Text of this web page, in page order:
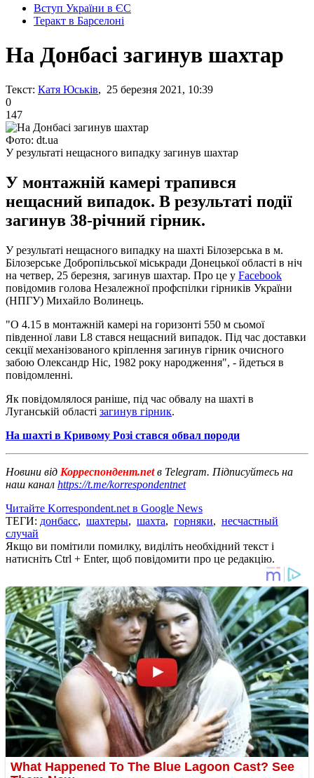
Вступ України в ЄС
Теракт в Барселоні
На Донбасі загинув шахтар
Текст: Катя Юськів, 25 березня 2021, 10:39
0
147
Фото: dt.ua
У результаті нещасного випадку загинув шахтар
У монтажній камері трапився
нещасний випадок. В результаті події
загинув 38-річний гірник.
У результаті нещасного випадку на шахті Білозерська в м.
Білозерське Добропільської міськради Донецької області в ніч
на четвер, 25 березня, загинув шахтар. Про це у Facebook
повідомив голова Незалежної профспілки гірників України
(НПГУ) Михайло Волинець.
"О 4.15 в монтажній камері на горизонті 550 м сьомої
південної лави L8 стався нещасний випадок. Під час доставки
секції механізованого кріплення загинув гірник очисного
забою Олександр Ніс, 1982 року народження", - йдеться в
повідомленні.
Як повідомлялося раніше, під час обвалу на шахті в
Луганській області загинув гірник.
На шахті в Кривому Розі стався обвал породи
Новини від Корреспондент.netв Telegram. Підписуйтесь на
наш канал https://t.me/korrespondentnet
Читайте Korrespondent.net в Google News
ТЕГИ: донбасс, шахтеры, шахта, горняки, несчастный
случай
Якщо ви помітили помилку, виділіть необхідний текст і
натисніть Ctrl + Enter, щоб повідомити про це редакцію.